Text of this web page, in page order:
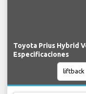
Toyota Prius Hybrid
Especificaciones